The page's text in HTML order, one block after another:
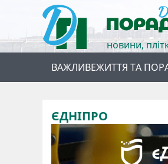
новини,
ВАЖЛИВЕЖИТТЯ ТА
ЄДНІПРО